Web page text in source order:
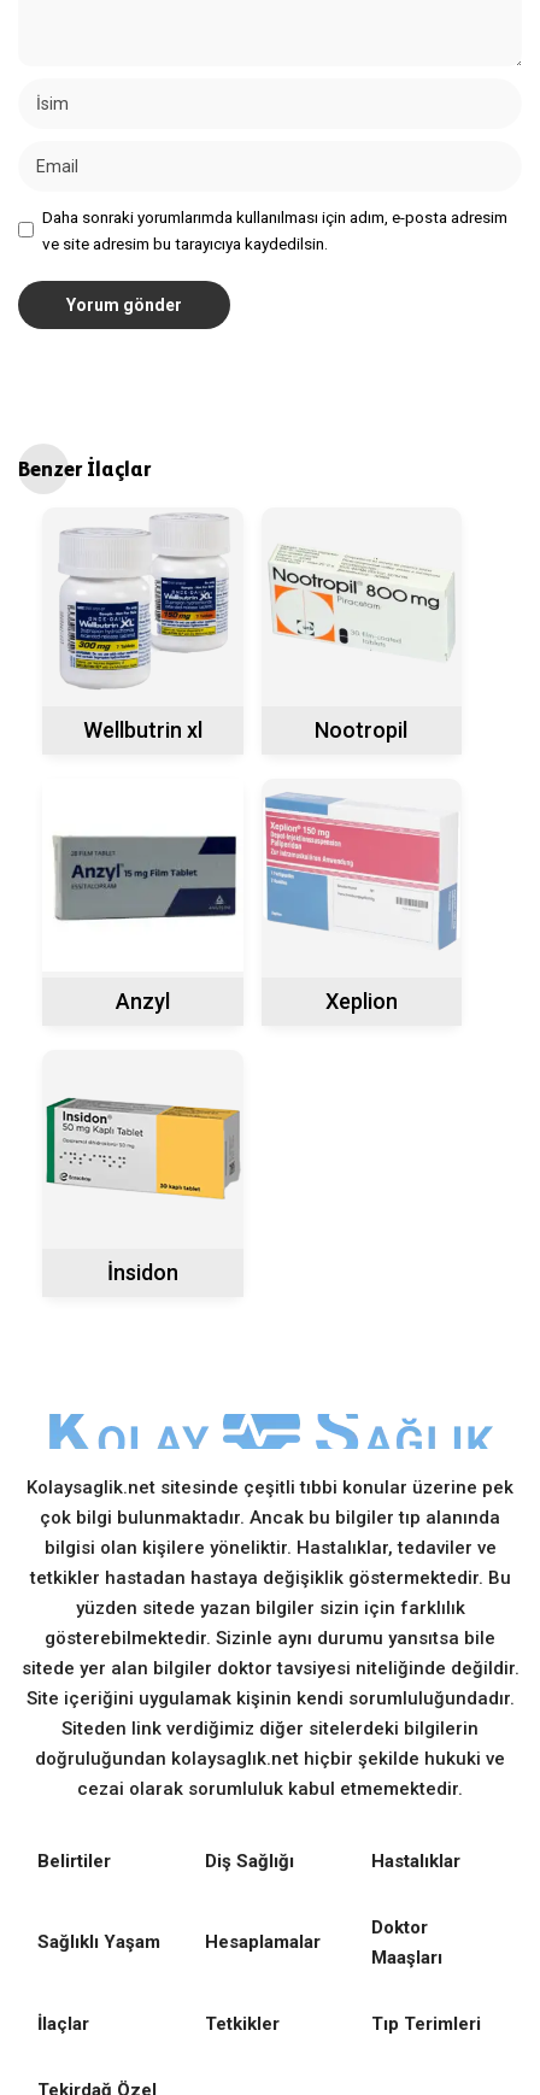
Daha sonraki yorumlarımda kullanılması için adım, e-posta adresim
ve site adresim bu tarayıcıya kaydedilsin.
Benzer İlaçlar
Wellbutrin xl Nootropil
Anzyl Xeplion
İnsidon
Kolaysaglik.net sitesinde çeşitli tıbbi konular üzerine pek
çok bilgi bulunmaktadır. Ancak bu bilgiler tıp alanında
bilgisi olan kişilere yöneliktir. Hastalıklar, tedaviler ve
tetkikler hastadan hastaya değişiklik göstermektedir. Bu
yüzden sitede yazan bilgiler sizin için farklılık
gösterebilmektedir. Sizinle aynı durumu yansıtsa bile
sitede yer alan bilgiler doktor tavsiyesi niteliğinde değildir.
Site içeriğini uygulamak kişinin kendi sorumluluğundadır.
Siteden link verdiğimiz diğer sitelerdeki bilgilerin
doğruluğundan kolaysaglık.net hiçbir şekilde hukuki ve
cezai olarak sorumluluk kabul etmemektedir.
Belirtiler Diş Sağlığı Hastalıklar
Sağlıklı Yaşam Hesaplamalar
Doktor
Maaşları
İlaçlar Tetkikler Tıp Terimleri
Tekirdağ Özel